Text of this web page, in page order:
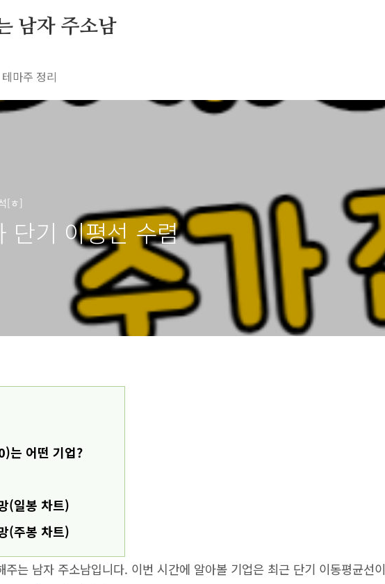
남자 주소남
테마주 정리
[ㅎ]
단기 이평선 수렴
는 어떤 기업?
(일봉 차트)
(주봉 차트)
주는 남자 주소남입니다. 이번 시간에 알아볼 기업은 최근 단기 이동평균선이